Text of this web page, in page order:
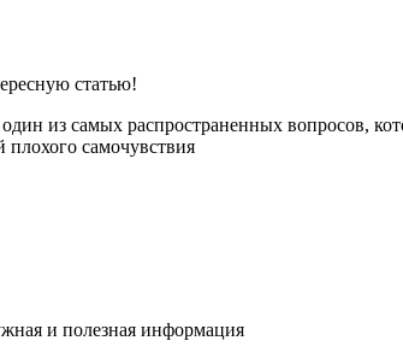
статью!
из самых распространенных вопросов,
плохого самочувствия
и полезная информация